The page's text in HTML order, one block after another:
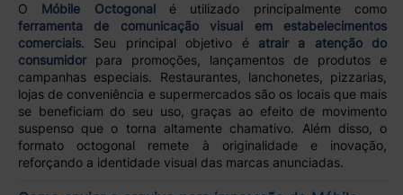
O Móbile Octogonalé utilizado principalmente como
ferramenta de comunicação visual em estabelecimentos
comerciais. Seu principal objetivo é atrair a atenção do
consumidorpara promoções, lançamentos de produtos e
campanhas especiais. Restaurantes, lanchonetes, pizzarias,
lojas de conveniência e supermercados são os locais que mais
se beneficiam do seu uso, graças ao efeito de movimento
suspenso que o torna altamente chamativo. Além disso, o
formato octogonal remete à originalidade e inovação,
reforçando a identidade visual das marcas anunciadas.